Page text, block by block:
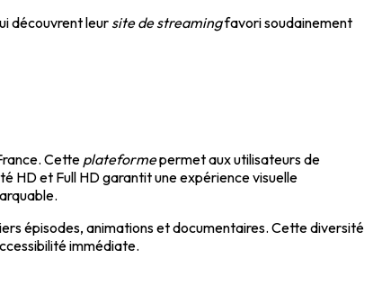
découvrent leur site de streamingfavori soudainement
Cette plateformepermet aux utilisateurs de
HD et Full HD garantit une expérience visuelle
épisodes, animations et documentaires. Cette diversité
immédiate.